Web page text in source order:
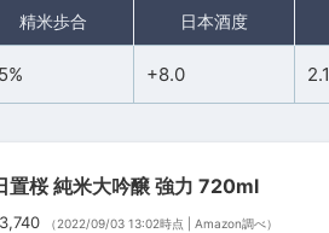
精米歩合 日本酒度
+8.0 2.1
置桜 純米大吟醸 強力 720ml
（2022/09/03 13:02時点 | Amazon調べ）